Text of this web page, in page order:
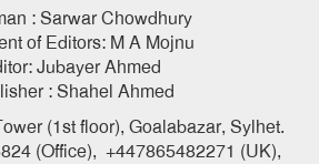
: Sarwar Chowdhury
of Editors: M A Mojnu
Jubayer Ahmed
: Shahel Ahmed
(1st floor), Goalabazar, Sylhet.
(Office), +447865482271 (UK),